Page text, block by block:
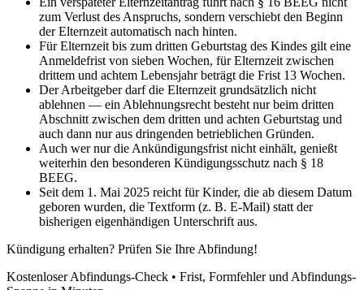
zum Verlust des Anspruchs, sondern verschiebt den Beginn
der Elternzeit automatisch nach hinten.
Für Elternzeit bis zum dritten Geburtstag des Kindes gilt eine
Anmeldefrist von sieben Wochen, für Elternzeit zwischen
drittem und achtem Lebensjahr beträgt die Frist 13 Wochen.
Der Arbeitgeber darf die Elternzeit grundsätzlich nicht
ablehnen — ein Ablehnungsrecht besteht nur beim dritten
Abschnitt zwischen dem dritten und achten Geburtstag und
auch dann nur aus dringenden betrieblichen Gründen.
Auch wer nur die Ankündigungsfrist nicht einhält, genießt
weiterhin den besonderen Kündigungsschutz nach § 18
BEEG.
Seit dem 1. Mai 2025 reicht für Kinder, die ab diesem Datum
geboren wurden, die Textform (z. B. E-Mail) statt der
bisherigen eigenhändigen Unterschrift aus.
Kündigung erhalten? Prüfen Sie Ihre Abfindung!
Kostenloser Abfindungs-Check • Frist, Formfehler und Abfindungs-